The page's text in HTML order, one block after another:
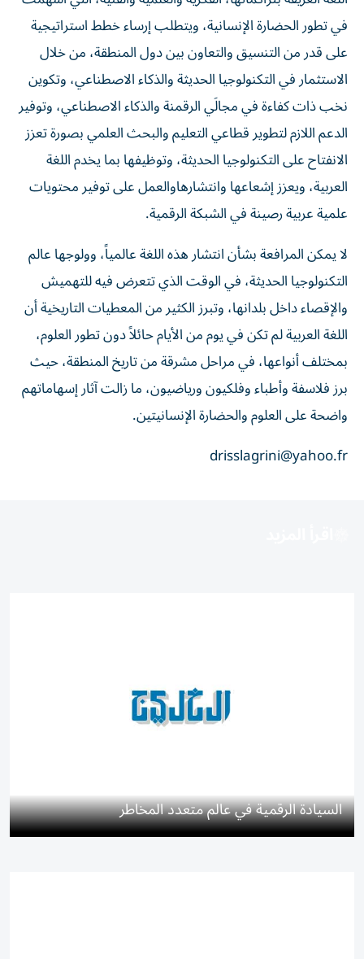
في تطور الحضارة الإنسانية، ويتطلب إرساء خطط استراتيجية
على قدر من التنسيق والتعاون بين دول المنطقة، من خلال
الاستثمار في التكنولوجيا الحديثة والذكاء الاصطناعي، وتكوين
نخب ذات كفاءة في مجالَي الرقمنة والذكاء الاصطناعي، وتوفير
الدعم اللازم لتطوير قطاعي التعليم والبحث العلمي بصورة تعزز
الانفتاح على التكنولوجيا الحديثة، وتوظيفها بما يخدم اللغة
العربية، ويعزز إشعاعها وانتشارهاوالعمل على توفير محتويات
علمية عربية رصينة في الشبكة الرقمية.
لا يمكن المرافعة بشأن انتشار هذه اللغة عالمياً، وولوجها عالم
التكنولوجيا الحديثة، في الوقت الذي تتعرض فيه للتهميش
والإقصاء داخل بلدانها، وتبرز الكثير من المعطيات التاريخية أن
اللغة العربية لم تكن في يوم من الأيام حائلاً دون تطور العلوم،
بمختلف أنواعها، في مراحل مشرقة من تاريخ المنطقة، حيث
برز فلاسفة وأطباء وفلكيون ورياضيون، ما زالت آثار إسهاماتهم
واضحة على العلوم والحضارة الإنسانيتين.
drisslagrini@yahoo.fr
السيادة الرقمية في عالم متعدد المخاطر